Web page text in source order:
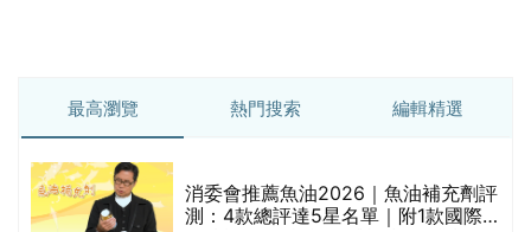
最高瀏覽 熱門搜索 編輯精選
消委會推薦魚油2026｜魚油補充劑評
測：4款總評達5星名單｜附1款國際